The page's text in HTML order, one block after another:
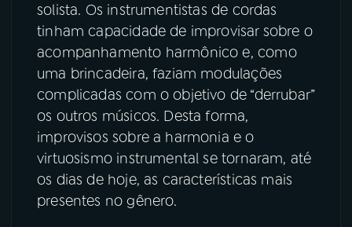
solista. Os instrumentistas de cordas
tinham capacidade de improvisar sobre o
acompanhamento harmônico e, como
uma brincadeira, faziam modulações
complicadas com o objetivo de “derrubar”
os outros músicos. Desta forma,
improvisos sobre a harmonia e o
virtuosismo instrumental se tornaram, até
os dias de hoje, as características mais
presentes no gênero.